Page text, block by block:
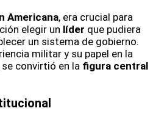
Americana, era crucial para
elegir un líder que pudiera
un sistema de gobierno.
militar y su papel en la
convirtió en la figura central